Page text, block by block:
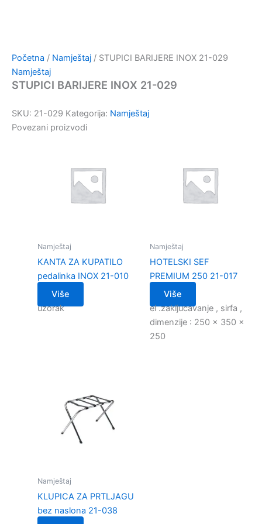
Početna / Namještaj / STUPICI BARIJERE INOX 21-029
Namještaj
STUPICI BARIJERE INOX 21-029
SKU: 21-029 Kategorija: Namještaj
Povezani proizvodi
Namještaj
KANTA ZA KUPATILO
pedalinka INOX 21-010
Više
uzorak
Namještaj
HOTELSKI SEF
PREMIUM 250 21-017
Više
el .zakljucavanje , sirfa ,
dimenzije : 250 x 350 x
250
Namještaj
KLUPICA ZA PRTLJAGU
bez naslona 21-038